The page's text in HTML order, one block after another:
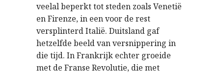
veelal beperkt tot steden zoals Venetië
en Firenze, in een voor de rest
versplinterd Italië. Duitsland gaf
hetzelfde beeld van versnippering in
die tijd. In Frankrijk echter groeide
met de Franse Revolutie, die met